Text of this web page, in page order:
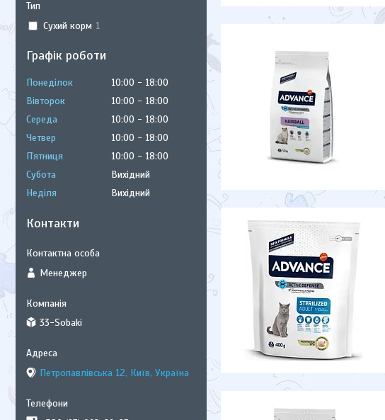
Тип
Сухий корм 1
Графік роботи
Понеділок 10:00
18:00
Вівторок
10:00
18:00
Середа
10:00
18:00
Четвер
10:00
18:00
Пʼятниця
10:00
18:00
Субота
Вихідний
Неділя
Вихідний
Контакти
Менеджер
33-Sobaki
Петропавлівська 12, Київ, Україна